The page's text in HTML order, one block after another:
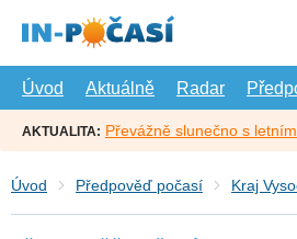
hlavní
Úvod
Aktuálně Radar
AKTUALITA: Převážně slunečno s
Úvod Předpověď počasí Kraj